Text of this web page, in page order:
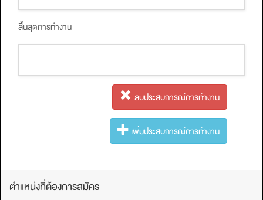
สิ้นสุดการทำงาน
ลบประสบการณ์การทํางาน
เพิ่มประสบการณ์การทํางาน
ตำแหน่งที่ต้องการสมัคร